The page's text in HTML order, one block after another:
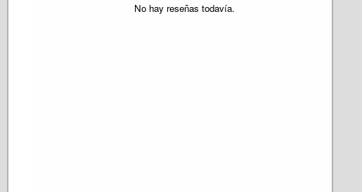
No hay reseñas todavía.